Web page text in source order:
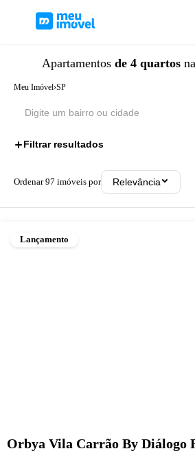
Apartamentos de 4 quartos
Meu Imóvel›SP
Filtrar resultados
Ordenar97 imóveis por Relevância
Lançamento
Orbya Vila Carrão By Diálogo